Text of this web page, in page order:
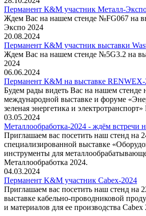
Перманент К&М участник Металл-
Ждем Вас на нашем стенде №FG067 на
Экспо 2024
20.08.2024
Перманент К&М участник выставки
Ждем Вас на нашем стенде №5G3.2 на
2024
06.06.2024
Перманент К&М на выставке RENWEX-
Будем рады видеть Вас на нашем
международной выставке и форуме
зеленая энергетика и
03.05.2024
Металлообработка-2024 - ждём встречи
Приглашаем вас посетить наш стенд на
специализированной выставке
инструменты для
Металлообработка 2024.
04.03.2024
Перманент K&M участник Cabex-2024
Приглашаем вас посетить наш стенд на
выставке кабельно-проводниковой
и материалов для ее производства Cabex